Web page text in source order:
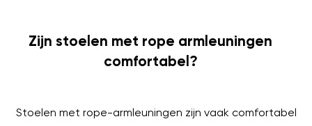
Zijn stoelen met rope armleuningen
comfortabel?
Stoelen met rope-armleuningen zijn vaak comfortabel